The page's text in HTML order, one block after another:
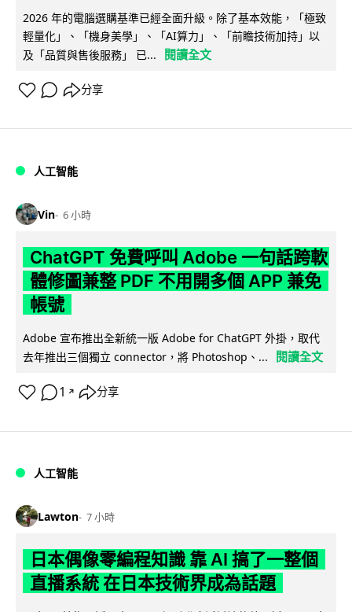
2026 年的電腦選購基準已經全面升級。除了基本效能，「極致
輕量化」、「機身美學」、「AI算力」、「前瞻技術加持」以
及「品質與售後服務」 已...
閱讀全文
分享
人工智能
Vin 6 小時
ChatGPT 免費呼叫 Adobe 一句話跨軟
體修圖兼整 PDF 不用開多個 APP 兼免
帳號
Adobe 宣布推出全新統一版 Adobe for ChatGPT 外掛，取代
去年推出三個獨立 connector，將 Photoshop、...
閱讀全文
1 ↗ 分享
人工智能
Lawton 7 小時
日本偶像零編程知識 靠 AI 搞了一整個
直播系統 在日本技術界成為話題